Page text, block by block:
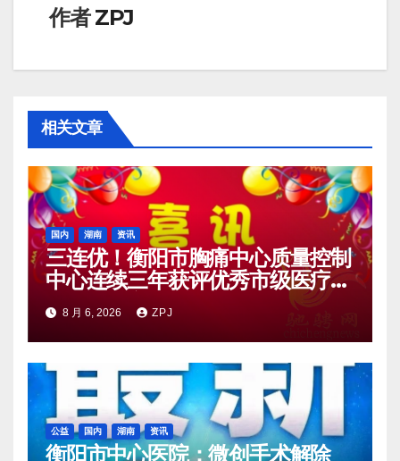
作者ZPJ
相关文章
国内 湖南 资讯
三连优！衡阳市胸痛中心质量控制
中心连续三年获评优秀市级医疗质
量控制中心
8 月 6, 2026 ZPJ
公益 国内 湖南 资讯
衡阳市中心医院：微创手术解除